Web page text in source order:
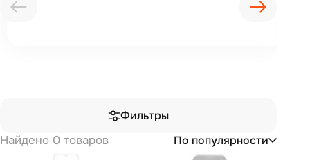
Фильтры
Найдено 0 товаров
По популярности